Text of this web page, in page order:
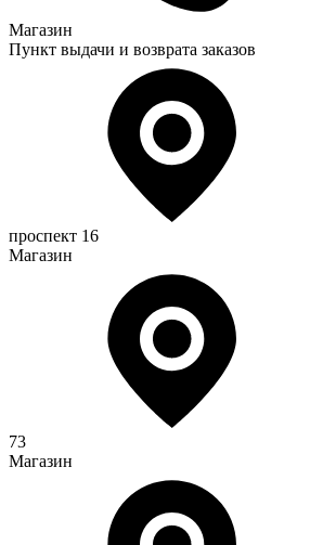
Магазин
Пункт выдачи и возврата заказов
проспект 16
Магазин
73
Магазин